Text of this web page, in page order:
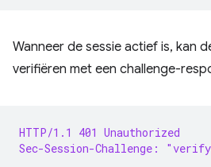
Wanneer de sessie actief is, kan
verifiëren met een challenge-
HTTP/1.1 401 Unauthorized
Sec-Session-Challenge: